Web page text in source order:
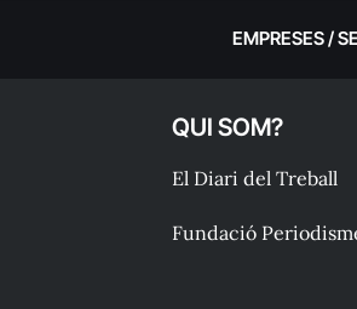
EMPRESES /
QUI SOM?
El Diari del Treball
Fundació